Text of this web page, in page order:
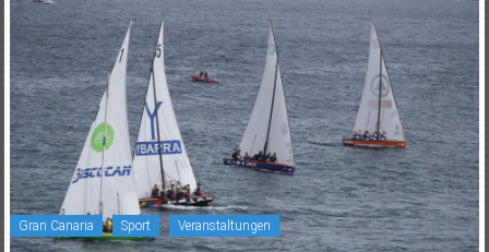
Gran Canaria Sport Veranstaltungen